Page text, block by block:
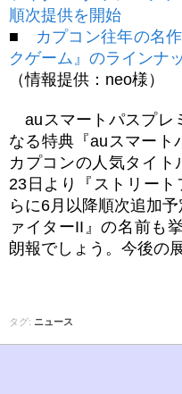
順次提供を開始
■
カプコン往年の名
クゲーム』のラインナ
（情報提供：neo様）
auスマートパスプレ
なる特典『auスマー
カプコンの人気タイ
23日より『ストリー
らに6月以降順次追加
ァイターII』の名前も
朗報でしょう。今後の
タグ: ニュース